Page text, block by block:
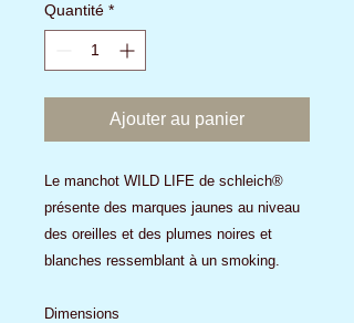
Quantité *
Ajouter au panier
Le manchot WILD LIFE de schleich®
présente des marques jaunes au niveau
des oreilles et des plumes noires et
blanches ressemblant à un smoking.
Dimensions